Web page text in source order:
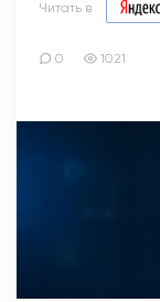
Читать в
0 1021